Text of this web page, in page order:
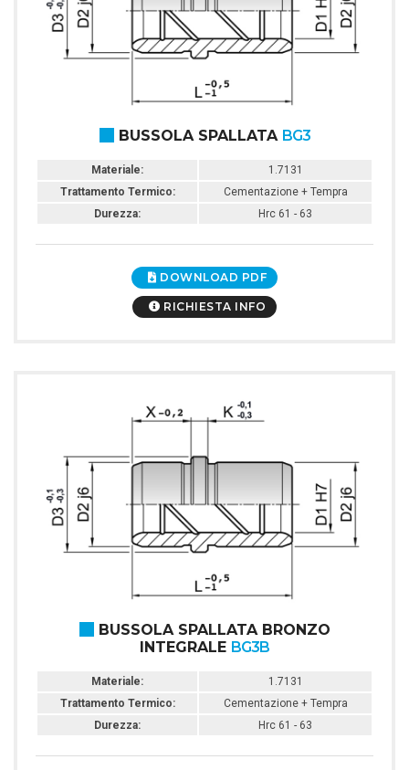
BUSSOLA SPALLATA BG3
Materiale:
1.7131
Trattamento Termico:
Cementazione + Tempra
Durezza:
Hrc 61 - 63
DOWNLOAD PDF
RICHIESTA INFO
BUSSOLA SPALLATA BRONZO
INTEGRALE BG3B
Materiale:
1.7131
Trattamento Termico:
Cementazione + Tempra
Durezza:
Hrc 61 - 63